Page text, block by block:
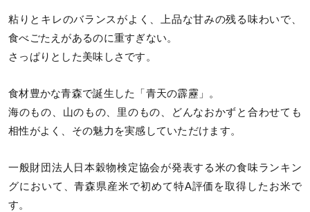
粘りとキレのバランスがよく、上品な甘みの残る味わいで、
食べごたえがあるのに重すぎない。
さっぱりとした美味しさです。
食材豊かな青森で誕生した「青天の霹靂」。
海のもの、山のもの、里のもの、どんなおかずと合わせても
相性がよく、その魅力を実感していただけます。
一般財団法人日本穀物検定協会が発表する米の食味ランキン
グにおいて、青森県産米で初めて特A評価を取得したお米で
す。